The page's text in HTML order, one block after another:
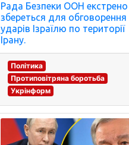
Рада Безпеки ООН екстрено
збереться для обговорення
ударів Ізраїлю по території
Ірану.
Політика
Протиповітряна боротьба
Укрінформ